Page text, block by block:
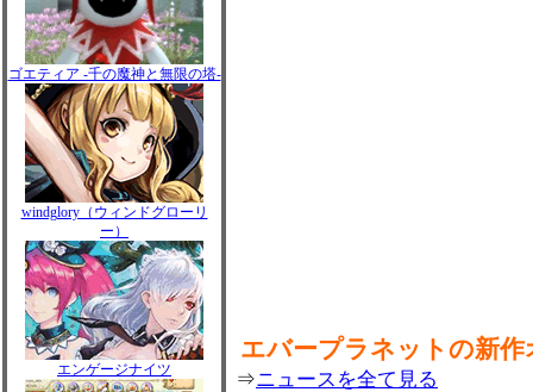
ゴエティア -千の魔神と無限の塔-
windglory（ウィンドグローリ
ー）
エンゲージナイツ
エバープラネットの新
⇒ニュースを全て見る